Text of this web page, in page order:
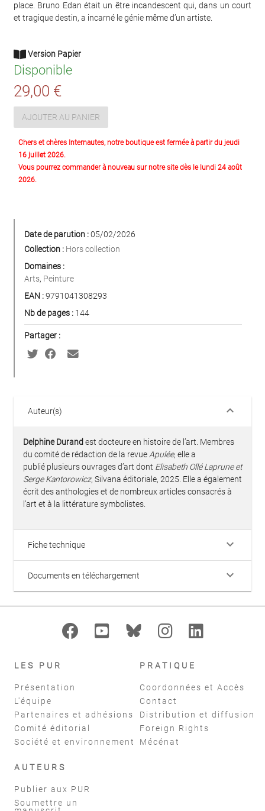
place. Bruno Edan était un être incandescent qui, dans un court
et tragique destin, a incarné le génie même d’un artiste.
Version Papier
Disponible
29,00 €
AJOUTER AU PANIER
Chers et chères Internautes, notre boutique est fermée à partir du jeudi
16 juillet 2026.
Vous pourrez commander à nouveau sur notre site dès le lundi 24 août
2026.
Date de parution :05/02/2026
Collection : Hors collection
Domaines :
Arts, Peinture
EAN :9791041308293
Nb de pages : 144
Partager :
Auteur(s) keyboard_arrow_down
Delphine Durand est docteure en histoire de l’art. Membres
du comité de rédaction de la revueApulée, elle a
publié plusieurs ouvrages d’art dont Elisabeth Ollé Laprune et
Serge Kantorowicz, Silvana éditoriale, 2025. Elle a également
écrit des anthologies et de nombreux articles consacrés à
l’art et à la littérature symbolistes.
Fiche technique keyboard_arrow_down
Documents en téléchargement keyboard_arrow_down
LES PUR
Présentation
L'équipe
Partenaires et adhésions
Comité éditorial
Société et environnement
PRATIQUE
Coordonnées et Accès
Contact
Distribution et diffusion
Foreign Rights
Mécénat
AUTEURS
Publier aux PUR
Soumettre un